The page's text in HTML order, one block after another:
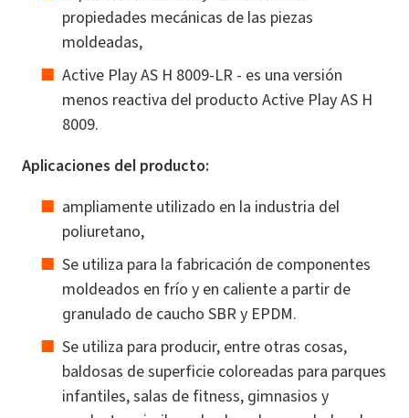
propiedades mecánicas de las piezas
moldeadas,
Active Play AS H 8009-LR - es una versión
menos reactiva del producto Active Play AS H
8009.
Aplicaciones del producto:
ampliamente utilizado en la industria del
poliuretano,
Se utiliza para la fabricación de componentes
moldeados en frío y en caliente a partir de
granulado de caucho SBR y EPDM.
Se utiliza para producir, entre otras cosas,
baldosas de superficie coloreadas para parques
infantiles, salas de fitness, gimnasios y